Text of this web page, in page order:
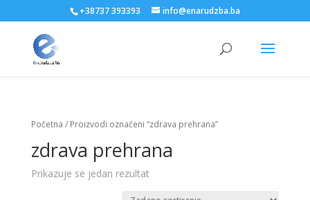
+38737 393393 info@enarudzba.ba
Početna / Proizvodi označeni “zdrava prehrana”
zdrava prehrana
Prikazuje se jedan rezultat